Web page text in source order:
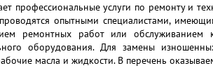
профессиональные услуги по ремонту и
опытными специалистами,
ремонтных работ или обслуживанием
оборудования. Для замены
масла и жидкости. В перечень